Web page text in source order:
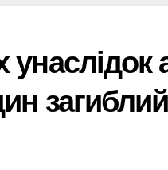
загиблий